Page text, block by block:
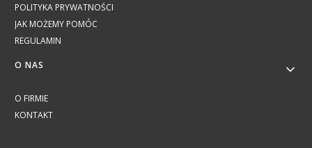
POLITYKA PRYWATNOŚCI
JAK MOŻEMY POMÓC
REGULAMIN
O NAS
O FIRMIE
KONTAKT